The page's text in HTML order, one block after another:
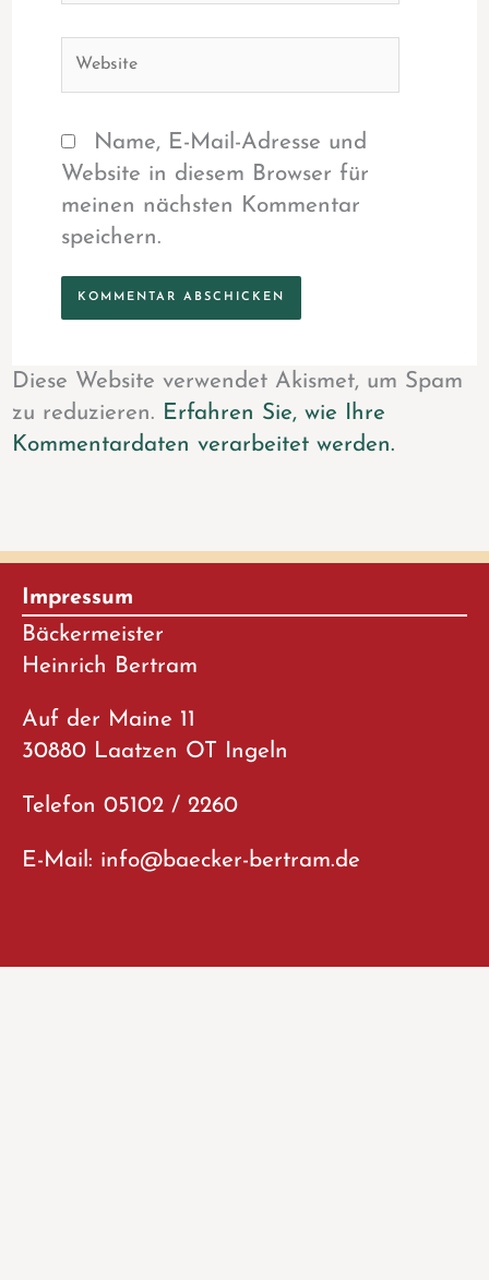
Website
Name, E-Mail-Adresse und
Website in diesem Browser für
meinen nächsten Kommentar
speichern.
Diese Website verwendet Akismet, um Spam
zu reduzieren. Erfahren Sie, wie Ihre
Kommentardaten verarbeitet werden.
Impressum
Bäckermeister
Heinrich Bertram
Auf der Maine 11
30880 Laatzen OT Ingeln
Telefon 05102 / 2260
E-Mail: info@baecker-bertram.de